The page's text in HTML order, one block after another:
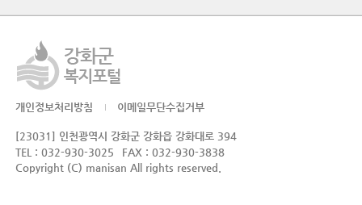
개인정보처리방침 이메일무단수집거부
[23031] 인천광역시 강화군 강화읍 강화대로 394
TEL : 032-930-3025
FAX : 032-930-3838
Copyright (C) manisan All rights reserved.